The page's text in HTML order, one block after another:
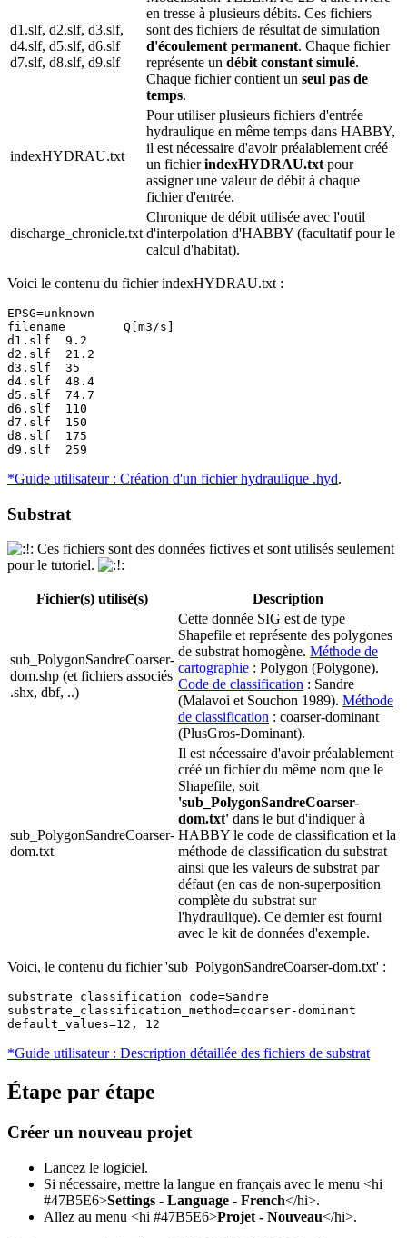
d1.slf, d2.slf, d3.slf,
d4.slf, d5.slf, d6.slf
d7.slf, d8.slf, d9.slf
en tresse à plusieurs débits. Ces fichiers
sont des fichiers de résultat de simulation
d'écoulement permanent. Chaque fichier
représente un débit constant simulé.
Chaque fichier contient un seul pas de
temps.
indexHYDRAU.txt
Pour utiliser plusieurs fichiers d'entrée
hydraulique en même temps dans HABBY,
il est nécessaire d'avoir préalablement créé
un fichierindexHYDRAU.txt pour
assigner une valeur de débit à chaque
fichier d'entrée.
discharge_chronicle.txt
Chronique de débit utilisée avec l'outil
d'interpolation d'HABBY (facultatif pour le
calcul d'habitat).
Voici le contenu du fichier indexHYDRAU.txt :
EPSG=unknown
filename	Q[m3/s]
d1.slf	9.2
d2.slf	21.2
d3.slf	35
d4.slf	48.4
d5.slf	74.7
d6.slf	110
d7.slf	150
d8.slf	175
d9.slf	259
*Guide utilisateur : Création d'un fichier hydraulique .hyd.
Substrat
Ces fichiers sont des données fictives et sont utilisés seulement
pour le tutoriel.
Fichier(s) utilisé(s) Description
sub_PolygonSandreCoarser-
dom.shp (et fichiers associés
.shx, dbf, ..)
Cette donnée SIG est de type
Shapefile et représente des polygones
de substrat homogène. Méthode de
cartographie : Polygon (Polygone).
Code de classification : Sandre
(Malavoi et Souchon 1989). Méthode
de classification : coarser-dominant
(PlusGros-Dominant).
sub_PolygonSandreCoarser-
dom.txt
Il est nécessaire d'avoir préalablement
créé un fichier du même nom que le
Shapefile, soit
'sub_PolygonSandreCoarser-
dom.txt' dans le but d'indiquer à
HABBY le code de classification et la
méthode de classification du substrat
ainsi que les valeurs de substrat par
défaut (en cas de non-superposition
complète du substrat sur
l'hydraulique). Ce dernier est fourni
avec le kit de données d'exemple.
Voici, le contenu du fichier 'sub_PolygonSandreCoarser-dom.txt' :
substrate_classification_code=Sandre
substrate_classification_method=coarser-dominant
default_values=12, 12
*Guide utilisateur : Description détaillée des fichiers de substrat
Étape par étape
Créer un nouveau projet
Lancez le logiciel.
Si nécessaire, mettre la langue en français avec le menu <hi
#47B5E6>Settings - Language - French</hi>.
Allez au menu <hi #47B5E6>Projet - Nouveau</hi>.